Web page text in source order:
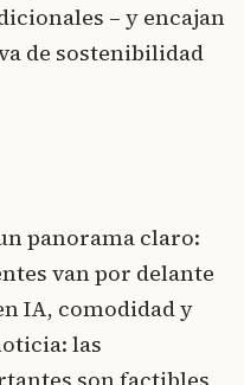
– y encajan
de sostenibilidad
panorama claro:
van por delante
IA, comodidad y
las